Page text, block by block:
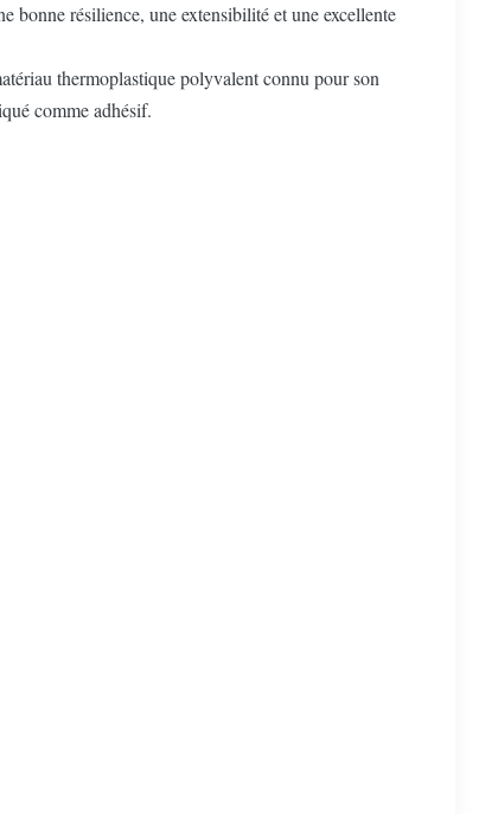
bonne résilience, une extensibilité et une excellente
thermoplastique polyvalent connu pour son
comme adhésif.